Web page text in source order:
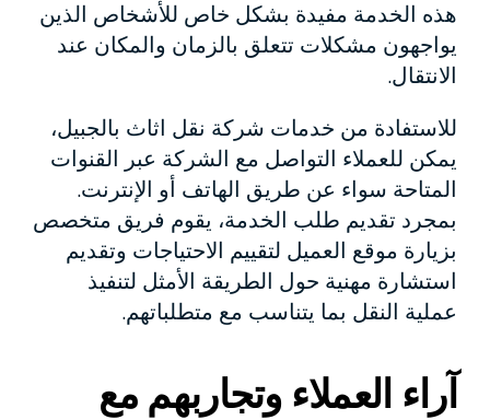
هذه الخدمة مفيدة بشكل خاص للأشخاص الذين
يواجهون مشكلات تتعلق بالزمان والمكان عند
الانتقال.
للاستفادة من خدمات شركة نقل اثاث بالجبيل،
يمكن للعملاء التواصل مع الشركة عبر القنوات
المتاحة سواء عن طريق الهاتف أو الإنترنت.
بمجرد تقديم طلب الخدمة، يقوم فريق متخصص
بزيارة موقع العميل لتقييم الاحتياجات وتقديم
استشارة مهنية حول الطريقة الأمثل لتنفيذ
عملية النقل بما يتناسب مع متطلباتهم.
آراء العملاء وتجاربهم مع